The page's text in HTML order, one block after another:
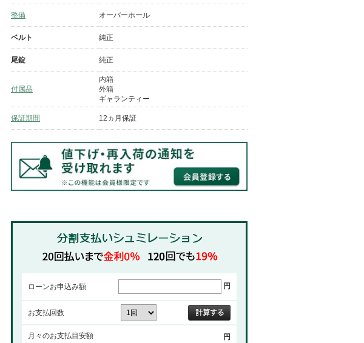
整備 オーバーホール
ベルト 純正
尾錠 純正
付属品
内箱
外箱
ギャランティー
保証期間 12ヵ月保証
ローンお申込み額 円
お支払回数
月々のお支払目安額 円